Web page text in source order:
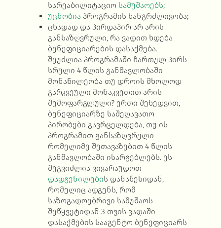
სარეაბილიტაციო სამუშაოებს;
უცნობია პროგრამის ხანგრძლივობა;
ცხადად და პირდაპირ არ არის
განსაზღვრული, რა ვადით ხდება
ბენეფიციარების დასაქმება.
შეუძლია პროგრამაში ჩართულ პირს
სრული 4 წლის განმავლობაში
მონაწილეობა თუ დროის მხოლოდ
გარკვეული მონაკვეთით არის
შემოფარგლული? ერთი შეხედვით,
ბენეფიციარზე საშეღავათო
პირობები გავრცელდება, თუ ის
პროგრამით განსაზღვრული
რომელიმე შეთავაზებით 4 წლის
განმავლობაში ისარგებლებს. ეს
შეგვიძლია ვივარაუდოთ
დადგენილების დანაწესიდან,
რომელიც ადგენს, რომ
საზოგადოებრივი სამუშაოს
შეწყვეტიდან 3 თვის ვადაში
დასაქმების სააგენტო ბენეფიციარს